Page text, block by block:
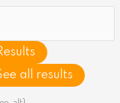
all results